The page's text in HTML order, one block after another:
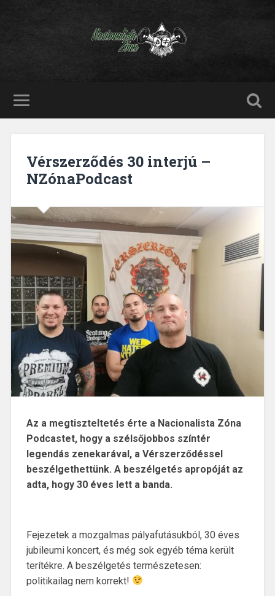
Vérszerződés 30 interjú –
NZónaPodcast
Az a megtiszteltetés érte a Nacionalista Zóna
Podcastet, hogy a szélsőjobbos színtér
legendás zenekarával, a Vérszerződéssel
beszélgethettünk. A beszélgetés apropóját az
adta, hogy 30 éves lett a banda.
Fejezetek a mozgalmas pályafutásukból, 30 éves
jubileumi koncert, és még sok egyéb téma került
terítékre. A beszélgetés természetesen:
politikailag nem korrekt!